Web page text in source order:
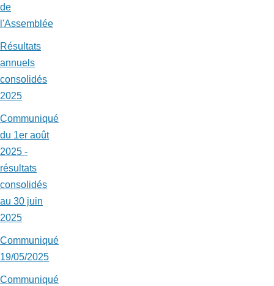
de
l'Assemblée
Résultats
annuels
consolidés
2025
Communiqué
du 1er août
2025 -
résultats
consolidés
au 30 juin
2025
Communiqué
19/05/2025
Communiqué